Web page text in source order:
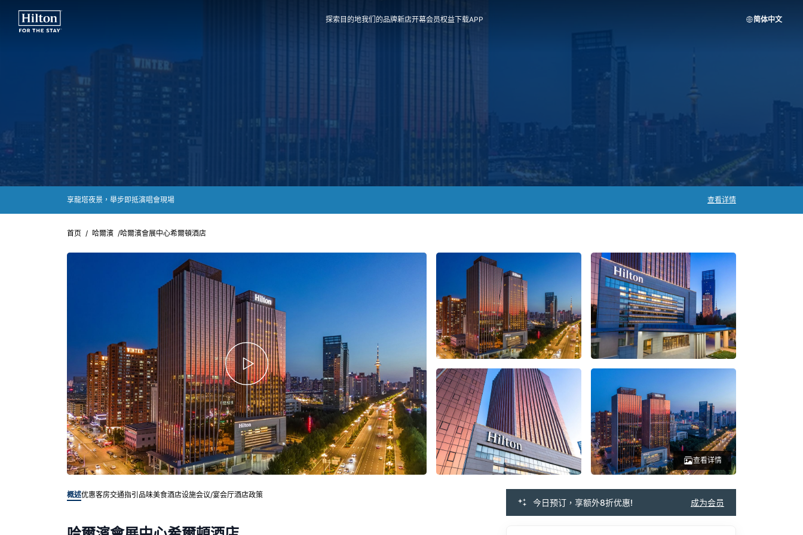
探索目的地我们的品牌新店开幕会员权益下载APP 简体中文
享龍塔夜景，舉步即抵演唱會現場 查看详情
首页 / 哈爾濱 /哈爾濱會展中心希爾頓酒店
查看详情
概述优惠客房交通指引 品味美食酒店设施会议/宴会厅酒店政策
今日预订，享额外8折优惠! 成为会员